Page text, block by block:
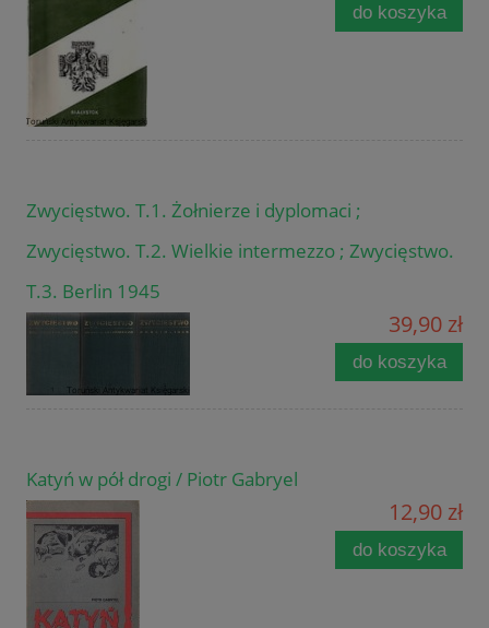
do koszyka
Zwycięstwo. T.1. Żołnierze i dyplomaci ;
Zwycięstwo. T.2. Wielkie intermezzo ; Zwycięstwo.
T.3. Berlin 1945
39,90 zł
do koszyka
Katyń w pół drogi / Piotr Gabryel
12,90 zł
do koszyka